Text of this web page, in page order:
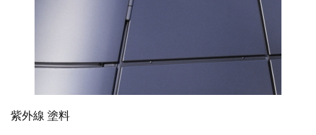
紫外線 塗料